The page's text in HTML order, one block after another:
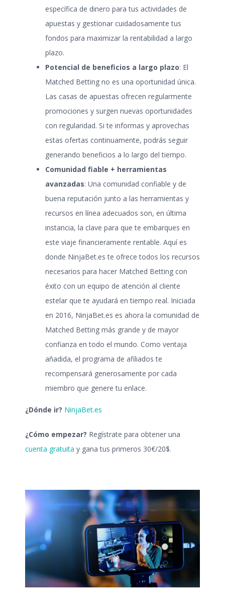
específica de dinero para tus actividades de
apuestas y gestionar cuidadosamente tus
fondos para maximizar la rentabilidad a largo
plazo.
Potencial de beneficios a largo plazo: El
Matched Betting no es una oportunidad única.
Las casas de apuestas ofrecen regularmente
promociones y surgen nuevas oportunidades
con regularidad. Si te informas y aprovechas
estas ofertas continuamente, podrás seguir
generando beneficios a lo largo del tiempo.
Comunidad fiable + herramientas
avanzadas: Una comunidad confiable y de
buena reputación junto a las herramientas y
recursos en línea adecuados son, en última
instancia, la clave para que te embarques en
este viaje financieramente rentable. Aquí es
donde NinjaBet.es te ofrece todos los recursos
necesarios para hacer Matched Betting con
éxito con un equipo de atención al cliente
estelar que te ayudará en tiempo real. Iniciada
en 2016, NinjaBet.es es ahora la comunidad de
Matched Betting más grande y de mayor
confianza en todo el mundo. Como ventaja
añadida, el programa de afiliados te
recompensará generosamente por cada
miembro que genere tu enlace.
¿Dónde ir? NinjaBet.es
¿Cómo empezar? Regístrate para obtener una
cuenta gratuita y gana tus primeros 30€/20$.